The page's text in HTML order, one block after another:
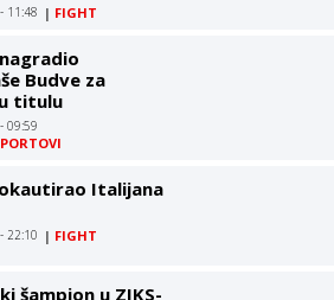
11:48 | FIGHT
Budve za
titulu
09:59
Italijana
22:10 | FIGHT
šampion u ZIKS-